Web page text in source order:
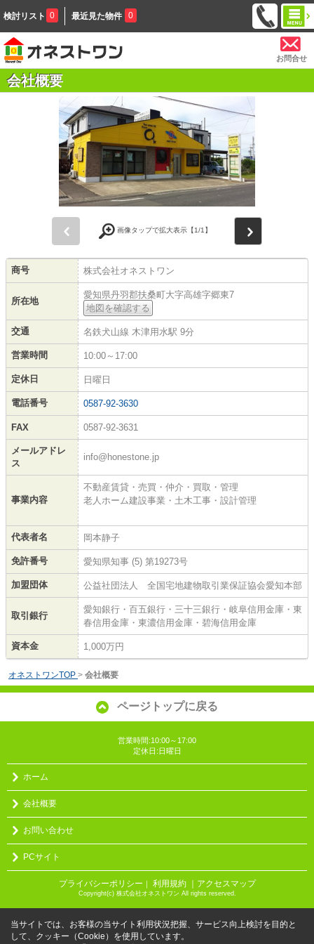
検討リスト 0 最近見た物件 0
お問合せ
会社概要
画像タップで拡大表示【1/1】
商号 株式会社オネストワン
所在地
愛知県丹羽郡扶桑町大字高雄字郷東7
地図を確認する
交通 名鉄犬山線 木津用水駅 9分
営業時間 10:00～17:00
定休日 日曜日
電話番号 0587-92-3630
FAX 0587-92-3631
メールアドレ
ス
info@honestone.jp
事業内容
不動産賃貸・売買・仲介・買取・管理
老人ホーム建設事業・土木工事・設計管理
代表者名 岡本静子
免許番号 愛知県知事 (5) 第19273号
加盟団体 公益社団法人 全国宅地建物取引業保証協会愛知本部
取引銀行
愛知銀行・百五銀行・三十三銀行・岐阜信用金庫・東
春信用金庫・東濃信用金庫・碧海信用金庫
資本金 1,000万円
オネストワンTOP > 会社概要
ページトップに戻る
営業時間:10:00～17:00
定休日:日曜日
ホーム
会社概要
お問い合わせ
PCサイト
プライバシーポリシー ｜ 利用規約 ｜アクセスマップ
Copyright(c) 株式会社オネストワン All rights reserved.
当サイトでは、お客様の当サイト利用状況把握、サービス向上検討を目的と
して、クッキー（Cookie）を使用しています。